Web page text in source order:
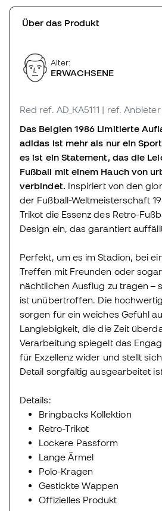
Über das Produkt
Alter:
ERWACHSENE
Red ref. AD_KA5111 | ref. Anbieter
Das Belgien 1986 Limitierte
adidas ist mehr als nur ein
es ist ein Statement, das die
Fußball mit einem Hauch von
verbindet. Inspiriert von den
der Fußball-Weltmeisterschaft
Trikot die Essenz des Retro-
Design ein, das garantiert
Perfekt, um es im Stadion, bei
Treffen mit Freunden oder
nächtlichen Ausflug zu tragen –
ist unübertroffen. Die
sorgen für ein weiches Gefühl
Langlebigkeit, die die Zeit
Verarbeitung spiegelt das
für Exzellenz wider und stellt
Detail sorgfältig ausgearbeitet
Details:
Bringbacks Kollektion
Retro-Trikot
Lockere Passform
Lange Ärmel
Polo-Kragen
Gestickte Wappen
Offizielles Produkt